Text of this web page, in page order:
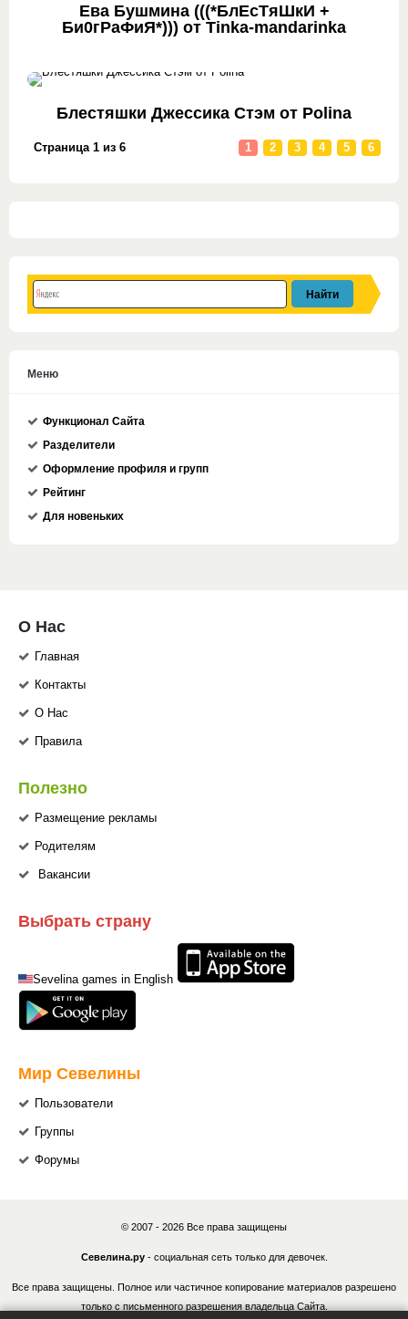
Ева Бушмина (((*БлЕсТяШкИ +
Би0гРаФиЯ*))) от Tinka-mandarinka
Блестяшки Джессика Стэм от Polina
Страница 1 из 6 1 2 3 4 5 6
Меню
Функционал Сайта
Разделители
Оформление профиля и групп
Рейтинг
Для новеньких
О Нас
Главная
Контакты
О Нас
Правила
Полезно
Размещение рекламы
Родителям
Вакансии
Выбрать страну
Sevelina games in English
Мир Севелины
Пользователи
Группы
Форумы
© 2007 - 2026 Все права защищены
Севелина.ру- социальная сеть только для девочек.
Все права защищены. Полное или частичное копирование материалов разрешено
только с письменного разрешения владельца Сайта.